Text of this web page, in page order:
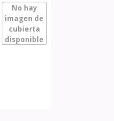
No hay
imagen de
cubierta
disponible